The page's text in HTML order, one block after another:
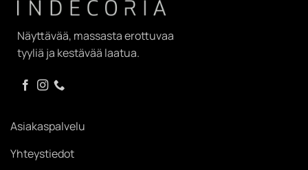
Näyttävää, massasta erottuvaa
tyyliä ja kestävää laatua.
Asiakaspalvelu
Yhteystiedot